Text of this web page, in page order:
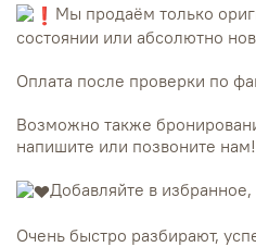
Мы продаём только
состоянии или абсолютно
Оплата после проверки по
Возможно также
напишите или позвоните нам!
Добавляйте в
Очень быстро разбирают,